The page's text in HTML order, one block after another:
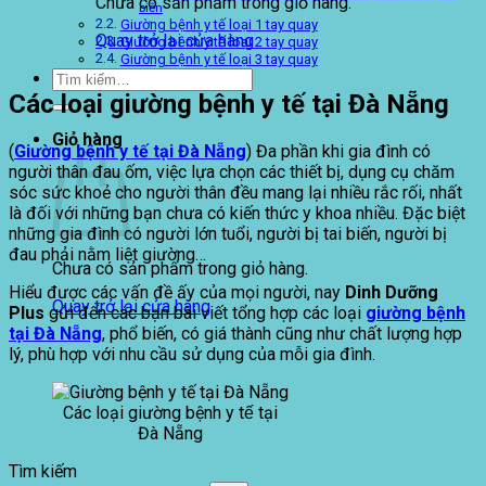
Quay trở lại cửa hàng
Tìm
kiếm:
Giỏ hàng
Chưa có sản phẩm trong giỏ hàng.
Quay trở lại cửa hàng
biến
Giường bệnh y tế loại 1 tay quay
Giường bệnh y tế loại 2 tay quay
Giường bệnh y tế loại 3 tay quay
Các loại giường bệnh y tế tại Đà Nẵng
(Giường bệnh y tế tại Đà Nẵng) Đa phần khi gia đình có
người thân đau ốm, việc lựa chọn các thiết bị, dụng cụ chăm
sóc sức khoẻ cho người thân đều mang lại nhiều rắc rối, nhất
là đối với những bạn chưa có kiến thức y khoa nhiều. Đặc biệt
những gia đình có người lớn tuổi, người bị tai biến, người bị
đau phải nằm liệt giường…
Hiểu được các vấn đề ấy của mọi người, nay Dinh Dưỡng
Plus gửi đến các bạn bài viết tổng hợp các loại giường bệnh
tại Đà Nẵng, phổ biến, có giá thành cũng như chất lượng hợp
lý, phù hợp với nhu cầu sử dụng của mỗi gia đình.
Các loại giường bệnh y tế tại
Đà Nẵng
Tìm kiếm